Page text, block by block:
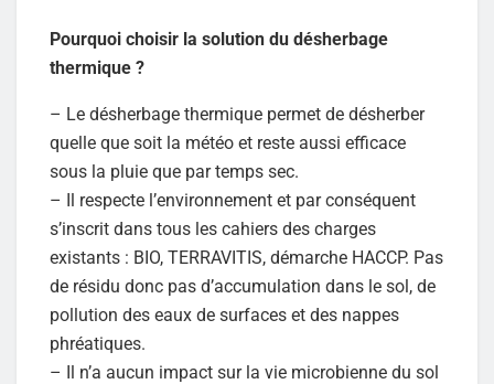
Pourquoi choisir la solution du désherbage
thermique ?
– Le désherbage thermique permet de désherber
quelle que soit la météo et reste aussi efficace
sous la pluie que par temps sec.
– Il respecte l’environnement et par conséquent
s’inscrit dans tous les cahiers des charges
existants : BIO, TERRAVITIS, démarche HACCP. Pas
de résidu donc pas d’accumulation dans le sol, de
pollution des eaux de surfaces et des nappes
phréatiques.
– Il n’a aucun impact sur la vie microbienne du sol